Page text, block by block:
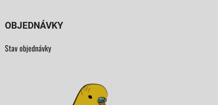
OBJEDNÁVKY
Stav objednávky